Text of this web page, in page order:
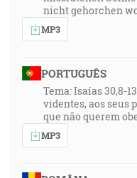
nicht gehorchen
MP3
PORTUGUÊS
Tema: Isaías 30,8-
videntes, aos seus
que não querem
MP3